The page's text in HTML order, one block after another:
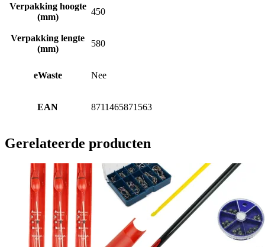
Verpakking hoogte
(mm)
450
Verpakking lengte
(mm)
580
eWaste Nee
EAN 8711465871563
Gerelateerde producten